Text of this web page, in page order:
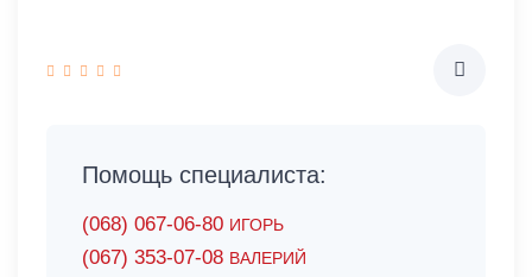
Помощь специалиста:
(068) 067-06-80 ИГОРЬ
(067) 353-07-08 ВАЛЕРИЙ